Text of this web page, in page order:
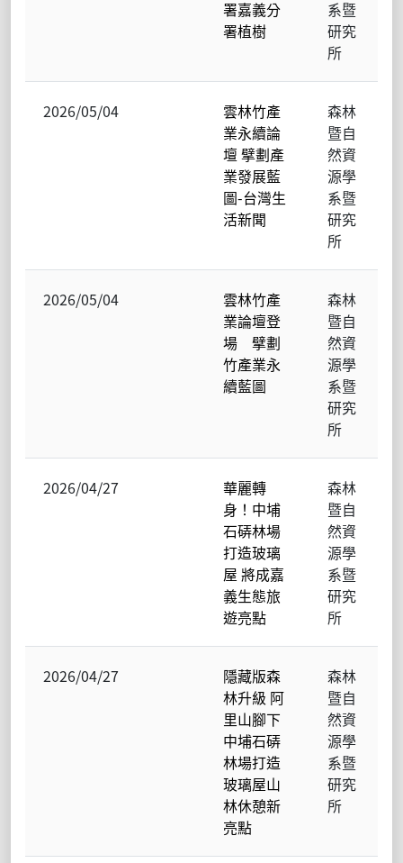
署嘉義分
署植樹
系暨
研究
所
2026/05/04
雲林竹產
業永續論
壇 擘劃產
業發展藍
圖-台灣生
活新聞
森林
暨自
然資
源學
系暨
研究
所
2026/05/04
雲林竹產
業論壇登
場 擘劃
竹產業永
續藍圖
森林
暨自
然資
源學
系暨
研究
所
2026/04/27
華麗轉
身！中埔
石硦林場
打造玻璃
屋 將成嘉
義生態旅
遊亮點
森林
暨自
然資
源學
系暨
研究
所
2026/04/27
隱藏版森
林升級 阿
里山腳下
中埔石硦
林場打造
玻璃屋山
林休憩新
亮點
森林
暨自
然資
源學
系暨
研究
所